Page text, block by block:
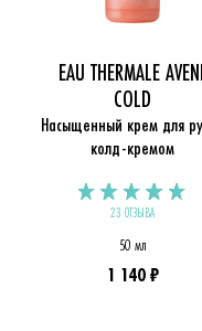
EAU THERMALE
COLD
Насыщенный крем для
колд-кремом
23 ОТЗЫВА
50 мл
1 140 ₽